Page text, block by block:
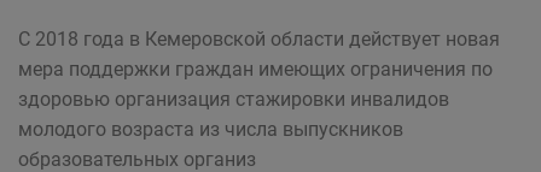
С 2018 года в Кемеровской области действует новая
мера поддержки граждан имеющих ограничения по
здоровью организация стажировки инвалидов
молодого возраста из числа выпускников
образовательных организ